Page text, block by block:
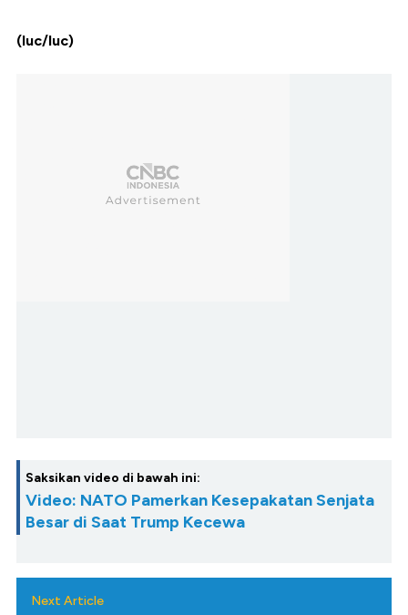
(luc/luc)
Saksikan video di bawah ini:
Video: NATO Pamerkan Kesepakatan Senjata
Besar di Saat Trump Kecewa
Next Article